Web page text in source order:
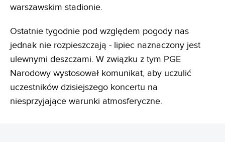
warszawskim stadionie.
Ostatnie tygodnie pod względem pogody nas
jednak nie rozpieszczają - lipiec naznaczony jest
ulewnymi deszczami. W związku z tym PGE
Narodowy wystosował komunikat, aby uczulić
uczestników dzisiejszego koncertu na
niesprzyjające warunki atmosferyczne.